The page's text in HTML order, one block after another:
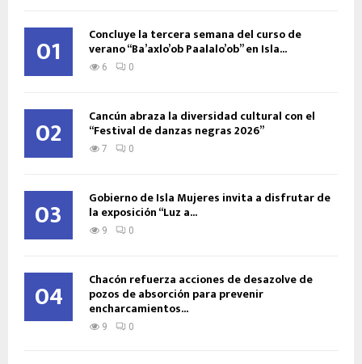
01 Concluye la tercera semana del curso de
verano “Ba’axlo’ob Paalalo’ob” en Isla...
6 0
02 Cancún abraza la diversidad cultural con el
“Festival de danzas negras 2026”
7 0
03 Gobierno de Isla Mujeres invita a disfrutar de
la exposición “Luz a...
9 0
04 Chacón refuerza acciones de desazolve de
pozos de absorción para prevenir
encharcamientos...
9 0